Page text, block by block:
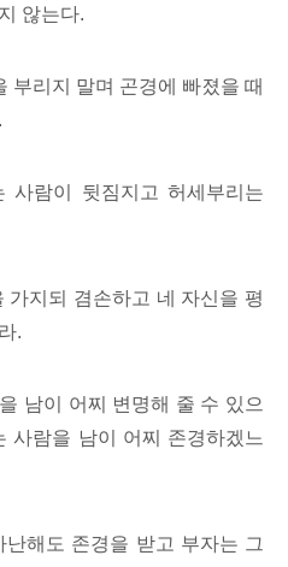
않는다.
부리지 말며 곤경에 빠졌을 때
사람이 뒷짐지고 허세부리는
가지되 겸손하고 네 자신을 평
.
남이 어찌 변명해 줄 수 있으
사람을 남이 어찌 존경하겠느
해도 존경을 받고 부자는 그